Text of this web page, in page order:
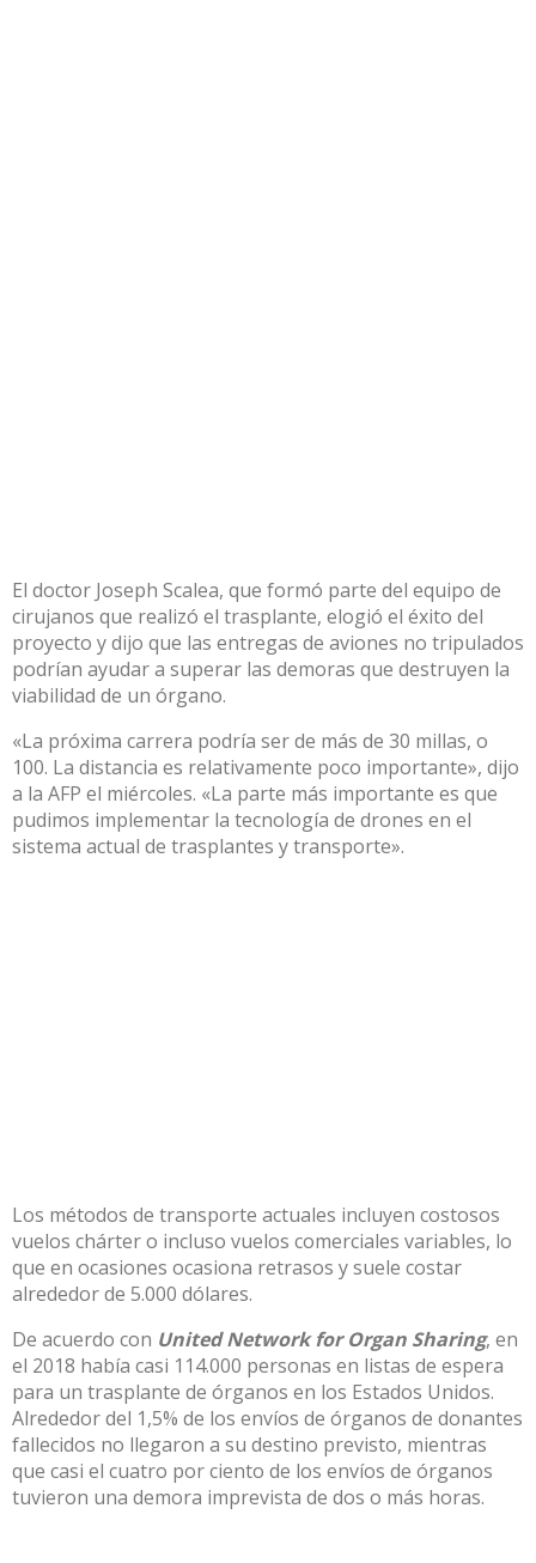
El doctor Joseph Scalea, que formó parte del equipo de
cirujanos que realizó el trasplante, elogió el éxito del
proyecto y dijo que las entregas de aviones no tripulados
podrían ayudar a superar las demoras que destruyen la
viabilidad de un órgano.
«La próxima carrera podría ser de más de 30 millas, o
100. La distancia es relativamente poco importante», dijo
a la AFP el miércoles. «La parte más importante es que
pudimos implementar la tecnología de drones en el
sistema actual de trasplantes y transporte».
Los métodos de transporte actuales incluyen costosos
vuelos chárter o incluso vuelos comerciales variables, lo
que en ocasiones ocasiona retrasos y suele costar
alrededor de 5.000 dólares.
De acuerdo con United Network for Organ Sharing, en
el 2018 había casi 114.000 personas en listas de espera
para un trasplante de órganos en los Estados Unidos.
Alrededor del 1,5% de los envíos de órganos de donantes
fallecidos no llegaron a su destino previsto, mientras
que casi el cuatro por ciento de los envíos de órganos
tuvieron una demora imprevista de dos o más horas.